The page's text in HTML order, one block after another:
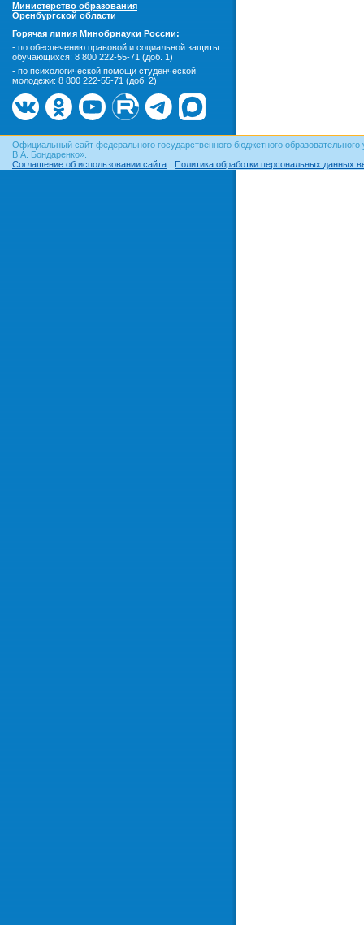
Министерство образования
Оренбургской области
Горячая линия Минобрнауки России:
- по обеспечению правовой и социальной защиты
обучающихся: 8 800 222-55-71 (доб. 1)
- по психологической помощи студенческой
молодежи: 8 800 222-55-71 (доб. 2)
Официальный сайт федерального государственного бюджетного
В.А. Бондаренко».
Соглашение об использовании сайта
Политика обработки персональных данных